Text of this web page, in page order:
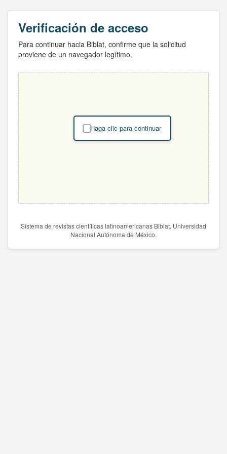
Verificación de acceso
Para continuar hacia Biblat, confirme que la solicitud
proviene de un navegador legítimo.
Haga clic para continuar
Sistema de revistas científicas latinoamericanas Biblat. Universidad
Nacional Autónoma de México.